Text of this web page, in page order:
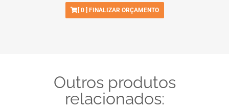
[ 0] FINALIZAR ORÇAMENTO
Outros produtos
relacionados: